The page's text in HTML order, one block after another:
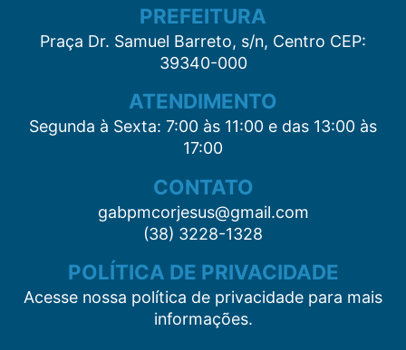
PREFEITURA
Praça Dr. Samuel Barreto, s/n, Centro CEP:
39340-000
ATENDIMENTO
Segunda à Sexta: 7:00 às 11:00 e das 13:00 às
17:00
CONTATO
gabpmcorjesus@gmail.com
(38) 3228-1328
POLÍTICA DE PRIVACIDADE
Acesse nossa política de privacidade para mais
informações.